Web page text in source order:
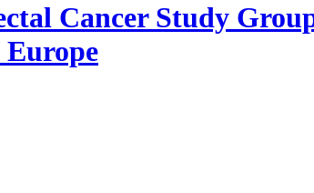
Cancer Study
Europe